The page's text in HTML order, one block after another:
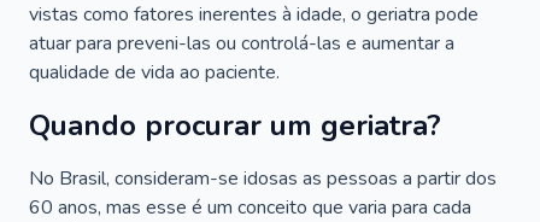
vistas como fatores inerentes à idade, o geriatra pode
atuar para preveni-las ou controlá-las e aumentar a
qualidade de vida ao paciente.
Quando procurar um geriatra?
No Brasil, consideram-se idosas as pessoas a partir dos
60 anos, mas esse é um conceito que varia para cada